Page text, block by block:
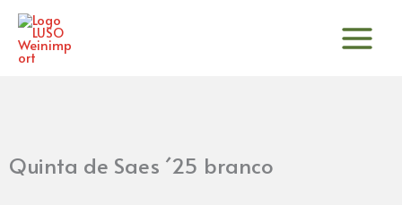
Zum
Inhalt
springen
Quinta de Saes ´25 branco